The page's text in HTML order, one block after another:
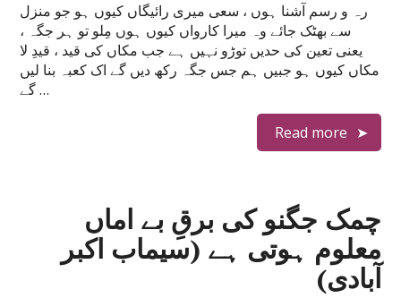
رہ و رسم آشنا ہوں ، سعی میری رائیگاں کیوں ہو جو منزل
سے بھٹک جائے وہ میرا کارواں کیوں ہوں مِلو تو ہر جگہ ،
یعنی تعین کی حدیں توڑو نہیں ہے جب مکاں کی قید ، قیدِ لا
مکاں کیوں ہو جبیں ہم جس جگہ رکھ دیں گے اک کعبہ بنا لیں
گے …
Read more
چمک جگنو کی برقِ بے اماں
معلوم ہوتی ہے (سیماب اکبر
آبادی)